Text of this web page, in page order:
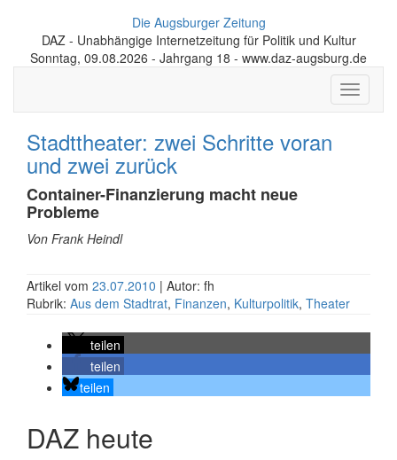
Die Augsburger Zeitung
DAZ - Unabhängige Internetzeitung für Politik und Kultur
Sonntag, 09.08.2026 - Jahrgang 18 - www.daz-augsburg.de
Toggle
Stadttheater: zwei Schritte voran
und zwei zurück
Container-Finanzierung macht neue
Probleme
Von Frank Heindl
Artikel vom 23.07.2010 | Autor: fh
Rubrik: Aus dem Stadtrat, Finanzen, Kulturpolitik, Theater
teilen
teilen
teilen
DAZ heute